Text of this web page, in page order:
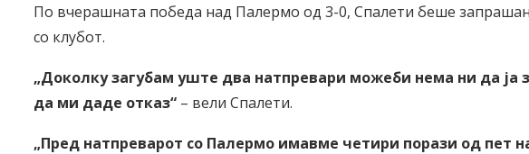
По вчерашната победа над Палермо од 3-0, Спалети беше
со клубот.
„Доколку загубам уште два натпревари можеби нема ни да
да ми даде отказ“ – вели Спалети.
„Пред натпреварот со Палермо имавме четири порази од пет